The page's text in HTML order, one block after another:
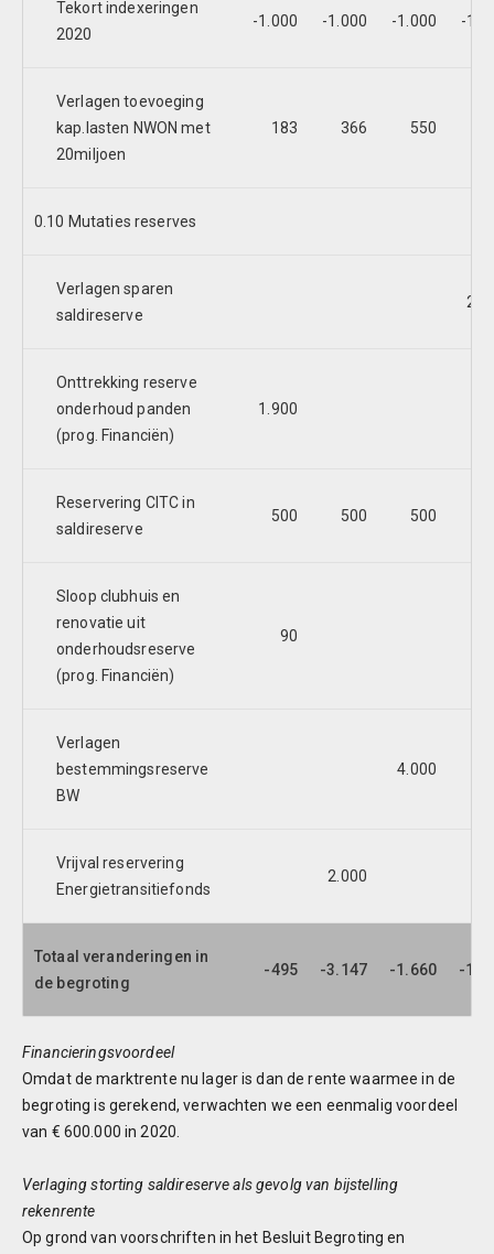
Tekort indexeringen
2020
-1.000 -1.000 -1.000 -
Verlagen toevoeging
kap.lasten NWON met
20miljoen
183 366 550
0.10 Mutaties reserves
Verlagen sparen
saldireserve
Onttrekking reserve
onderhoud panden
(prog. Financiën)
1.900
Reservering CITC in
saldireserve
500 500 500
Sloop clubhuis en
renovatie uit
onderhoudsreserve
(prog. Financiën)
90
Verlagen
bestemmingsreserve
BW
4.000
Vrijval reservering
Energietransitiefonds
2.000
Totaal veranderingen in
de begroting
-495 -3.147 -1.660 -
Financieringsvoordeel
Omdat de marktrente nu lager is dan de rente waarmee in de
begroting is gerekend, verwachten we een eenmalig voordeel
van € 600.000 in 2020.
Verlaging storting saldireserve als gevolg van bijstelling
rekenrente
Op grond van voorschriften in het Besluit Begroting en